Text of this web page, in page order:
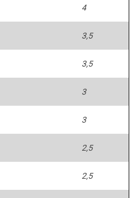
4
3,5
3,5
3
3
2,5
2,5